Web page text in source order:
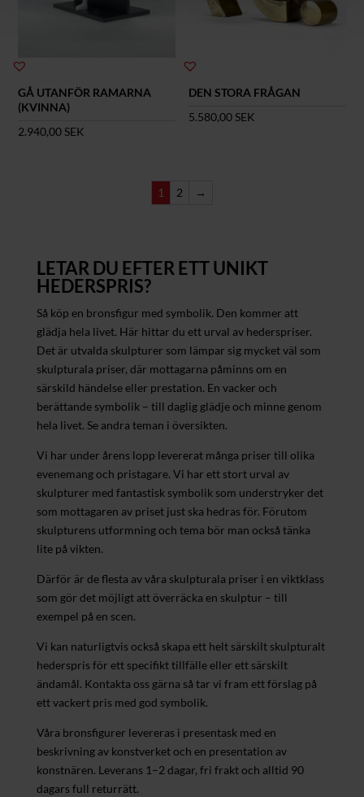
GÅ UTANFÖR RAMARNA
(KVINNA)
2.940,00 SEK
DEN STORA FRÅGAN
5.580,00 SEK
1 2 →
LETAR DU EFTER ETT UNIKT
HEDERSPRIS?
Så köp en bronsfigur med symbolik. Den kommer att
glädja hela livet. Här hittar du ett urval av hederspriser.
Det är utvalda skulpturer som lämpar sig mycket väl som
skulpturala priser, där mottagarna påminns om en
särskild händelse eller prestation. En vacker och
berättande symbolik – till daglig glädje och minne genom
hela livet. Se andra teman i översikten.
Vi har under årens lopp levererat många priser till olika
evenemang och pristagare. Vi har ett stort urval av
skulpturer med fantastisk symbolik som understryker det
som mottagaren av priset just ska hedras för. Förutom
skulpturens utformning och tema bör man också tänka
lite på vikten.
Därför är de flesta av våra skulpturala priser i en viktklass
som gör det möjligt att överräcka en skulptur – till
exempel på en scen.
Vi kan naturligtvis också skapa ett helt särskilt skulpturalt
hederspris för ett specifikt tillfälle eller ett särskilt
ändamål. Kontakta oss gärna så tar vi fram ett förslag på
ett vackert pris med god symbolik.
Våra bronsfigurer levereras i presentask med en
beskrivning av konstverket och en presentation av
konstnären. Leverans 1–2 dagar, fri frakt och alltid 90
dagars full returrätt.